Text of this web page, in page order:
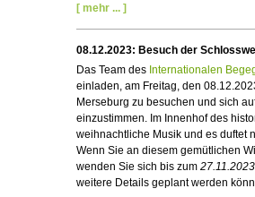
[ mehr ... ]
08.12.2023: Besuch der
Das Team des Internationalen
einladen, am Freitag, den
Merseburg zu besuchen und sich
einzustimmen. Im Innenhof des
weihnachtliche Musik und es duftet
Wenn Sie an diesem gemütlichen
wenden Sie sich bis zum 27.11.2023
weitere Details geplant werden